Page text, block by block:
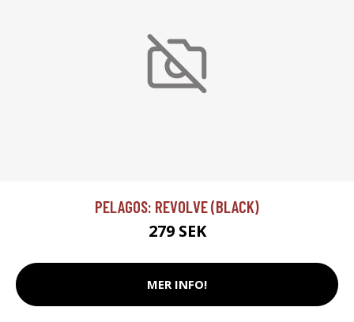
PELAGOS: REVOLVE (BLACK)
279 SEK
MER INFO!